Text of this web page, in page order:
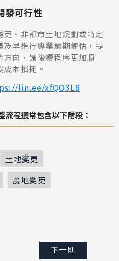
發可行性
、非都市土地規劃或特定
及早進行專業前期評估 ，提
向，讓後續程序更加順
本損耗。
lin.ee/xfQO3L8
流程通常包含以下階段：
土地變更
農地變更
下一則